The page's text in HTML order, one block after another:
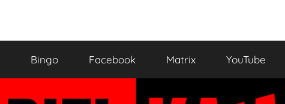
Bingo Facebook Matrix YouTube